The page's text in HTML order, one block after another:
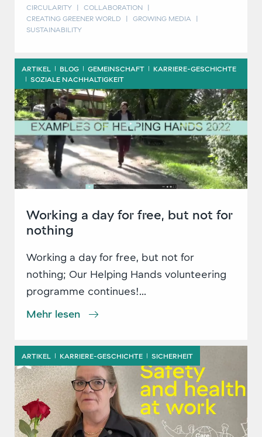
CIRCULARITY | COLLABORATION
|
CREATING GREENER WORLD
| GROWING MEDIA
|
SUSTAINABILITY
Working a day for free, but not for
nothing
Working a day for free, but not for
nothing; Our Helping Hands volunteering
programme continues!...
Mehr lesen
ARTIKEL | BLOG | GEMEINSCHAFT | KARRIERE-GESCHICHTE
| SOZIALE NACHHALTIGKEIT
ARTIKEL KARRIERE-GESCHICHTE SICHERHEIT